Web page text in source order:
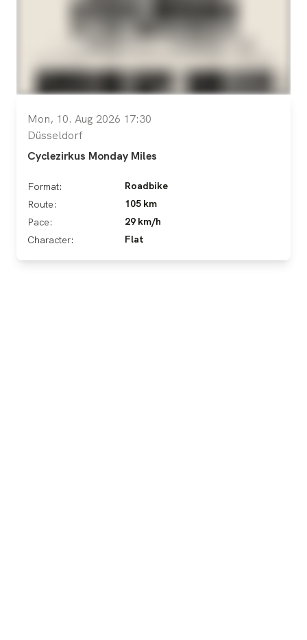
Mon, 10. Aug 2026 17:30
Düsseldorf
Cyclezirkus Monday Miles
Format:
Roadbike
Route:
105 km
Pace:
29 km/h
Character:
Flat